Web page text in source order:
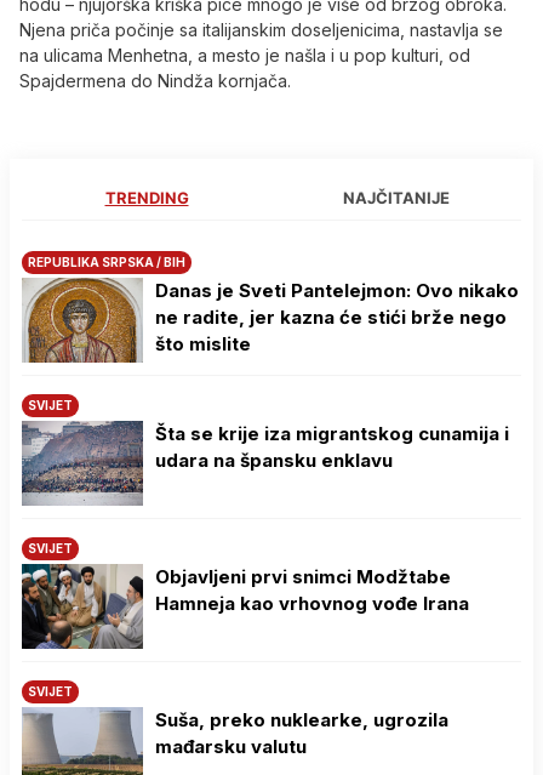
Njena priča počinje sa italijanskim doseljenicima, nastavlja se
na ulicama Menhetna, a mesto je našla i u pop kulturi, od
Spajdermena do Nindža kornjača.
TRENDING NAJČITANIJE
REPUBLIKA SRPSKA / BIH
Danas je Sveti Pantelejmon: Ovo nikako
ne radite, jer kazna će stići brže nego
što mislite
SVIJET
Šta se krije iza migrantskog cunamija i
udara na špansku enklavu
SVIJET
Objavljeni prvi snimci Modžtabe
Hamneja kao vrhovnog vođe Irana
SVIJET
Suša, preko nuklearke, ugrozila
mađarsku valutu